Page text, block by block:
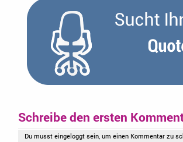
Schreibe den ersten